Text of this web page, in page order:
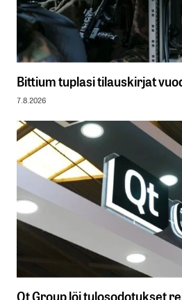
Bittium tuplasi tilauskirjat
7.8.2026
Qt Group löi tulosodotukset